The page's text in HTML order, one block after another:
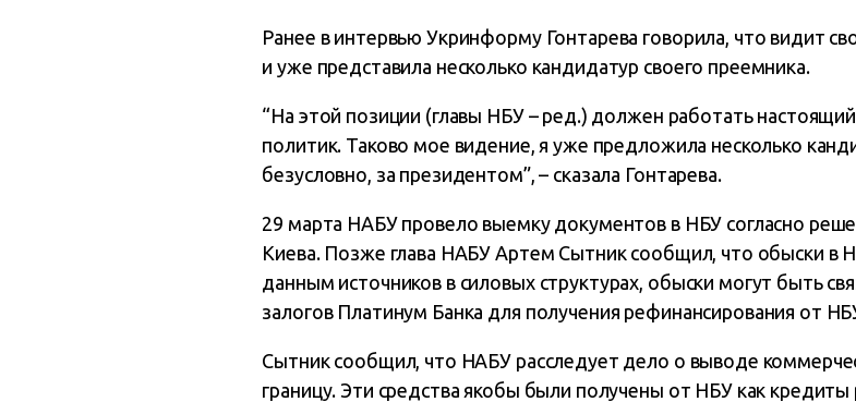
Ранее в интервью Укринформу Гонтарева говорила, что видит
и уже представила несколько кандидатур своего преемника.
“На этой позиции (главы НБУ – ред.) должен работать
политик. Таково мое видение, я уже предложила несколько
безусловно, за президентом”, – сказала Гонтарева.
29 марта НАБУ провело выемку документов в НБУ согласно
Киева. Позже глава НАБУ Артем Сытник сообщил, что обыски в
данным источников в силовых структурах, обыски могут быть
залогов Платинум Банка для получения рефинансирования от
Сытник сообщил, что НАБУ расследует дело о выводе
границу. Эти средства якобы были получены от НБУ как кредиты